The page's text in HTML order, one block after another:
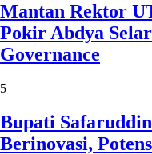
Mantan Rektor
Pokir Abdya
Governance
5
Bupati
Berinovasi,